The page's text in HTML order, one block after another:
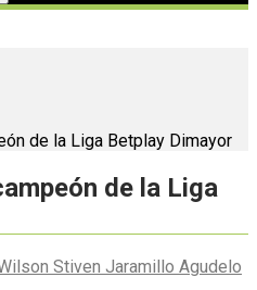
de la Liga Betplay Dimayor
de la Liga
Stiven Jaramillo Agudelo